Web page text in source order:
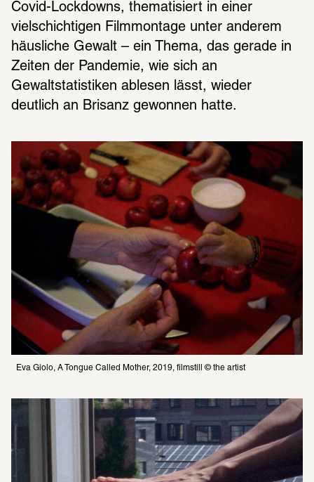
Covid-Lockdowns, thematisiert in einer
vielschichtigen Filmmontage unter anderem
häusliche Gewalt – ein Thema, das gerade in
Zeiten der Pandemie, wie sich an
Gewaltstatistiken ablesen lässt, wieder
deutlich an Brisanz gewonnen hatte.
Eva Giolo, A Tongue Called Mother, 2019, filmstill © the artist